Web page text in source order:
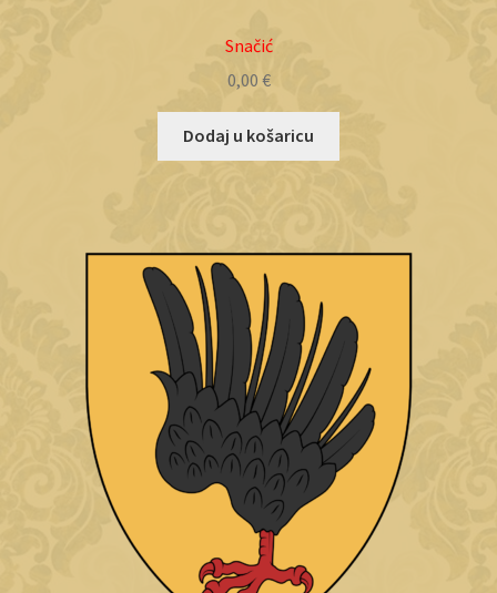
Snačić
0,00 €
Dodaj u košaricu